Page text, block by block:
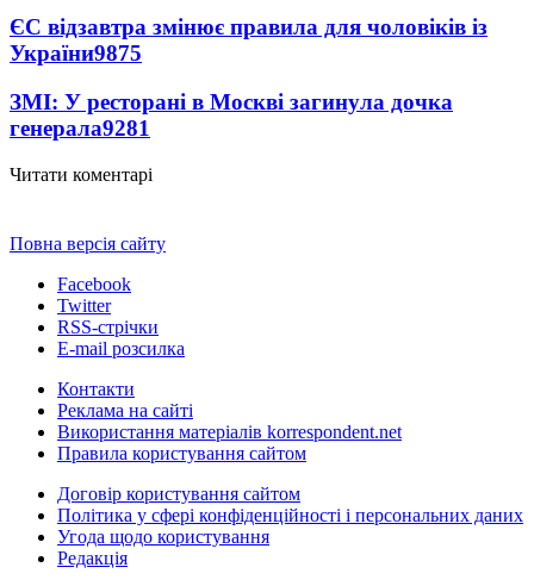
ЄС відзавтра змінює правила для чоловіків із
України9875
ЗМІ: У ресторані в Москві загинула дочка
генерала9281
Читати коментарі
Повна версія сайту
Facebook
Twitter
RSS-стрічки
E-mail розсилка
Контакти
Реклама на сайті
Використання матеріалів korrespondent.net
Правила користування сайтом
Договір користування сайтом
Політика у сфері конфіденційності і персональних даних
Угода щодо користування
Редакція